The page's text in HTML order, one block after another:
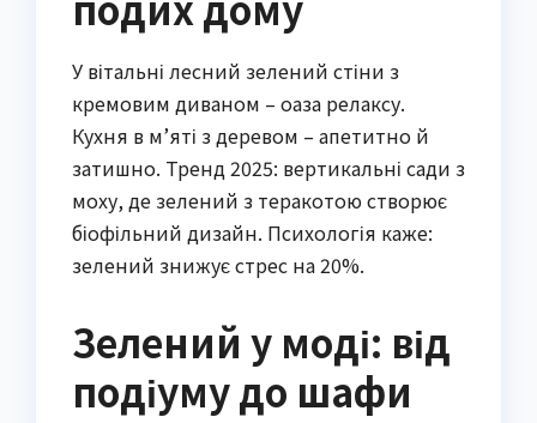
У вітальні лесний зелений стіни з
кремовим диваном – оаза релаксу.
Кухня в м’яті з деревом – апетитно й
затишно. Тренд 2025: вертикальні сади з
моху, де зелений з теракотою створює
біофільний дизайн. Психологія каже:
зелений знижує стрес на 20%.
Зелений у моді: від
подіуму до шафи